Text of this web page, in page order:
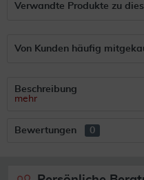
Verwandte Produkte zu
Von Kunden häufig
Beschreibung
mehr
Bewertungen 0